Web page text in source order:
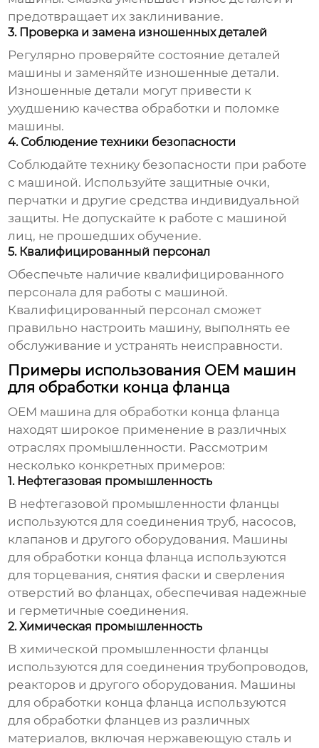
предотвращает их заклинивание.
3. Проверка и замена изношенных деталей
Регулярно проверяйте состояние деталей
машины и заменяйте изношенные детали.
Изношенные детали могут привести к
ухудшению качества обработки и поломке
машины.
4. Соблюдение техники безопасности
Соблюдайте технику безопасности при работе
с машиной. Используйте защитные очки,
перчатки и другие средства индивидуальной
защиты. Не допускайте к работе с машиной
лиц, не прошедших обучение.
5. Квалифицированный персонал
Обеспечьте наличие квалифицированного
персонала для работы с машиной.
Квалифицированный персонал сможет
правильно настроить машину, выполнять ее
обслуживание и устранять неисправности.
Примеры использования OEM машин
для обработки конца фланца
OEM машина для обработки конца фланца
находят широкое применение в различных
отраслях промышленности. Рассмотрим
несколько конкретных примеров:
1. Нефтегазовая промышленность
В нефтегазовой промышленности фланцы
используются для соединения труб, насосов,
клапанов и другого оборудования. Машины
для обработки конца фланца используются
для торцевания, снятия фаски и сверления
отверстий во фланцах, обеспечивая надежные
и герметичные соединения.
2. Химическая промышленность
В химической промышленности фланцы
используются для соединения трубопроводов,
реакторов и другого оборудования. Машины
для обработки конца фланца используются
для обработки фланцев из различных
материалов, включая нержавеющую сталь и